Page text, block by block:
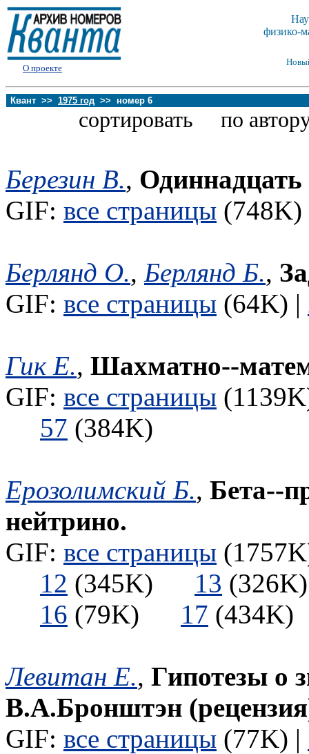
О проекте
физико-
Квант >> 1975 год >> номер 6
сортировать по
Березин В., Одиннадцать
GIF: все страницы
Берлянд О., Берлянд Б.,
GIF: все страницы (64K) |
Гик Е., Шахматно--
GIF: все страницы
57 (384K)
Ерозолимский Б., Бета--
нейтрино.
GIF: все страницы
12 (345K) 13
16 (79K) 17
Левитан Е., Гипотезы о
В.А.Бронштэн
GIF: все страницы (77K) |